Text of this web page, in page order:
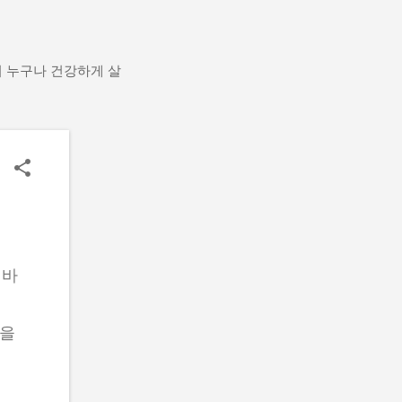
누구나 건강하게 살